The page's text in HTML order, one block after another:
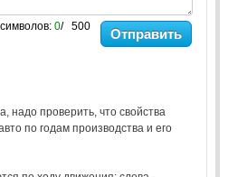
0/ 500 Отправить
надо проверить, что свойства
по годам производства и его